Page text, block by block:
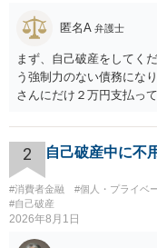
匿名A 弁護士
まず、自己破産をしてく
う強制力のない債務にな
さんにだけ２万円支払っ
2 自己破産中に不
#消費者金融 #個人・プライベ
#自己破産
2026年8月1日